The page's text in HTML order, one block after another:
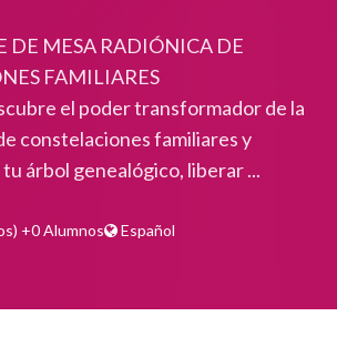
DE MESA RADIÓNICA DE
FAMILIARES
el poder transformador de la
constelaciones familiares y
árbol genealógico, liberar ...
+0 Alumnos Español